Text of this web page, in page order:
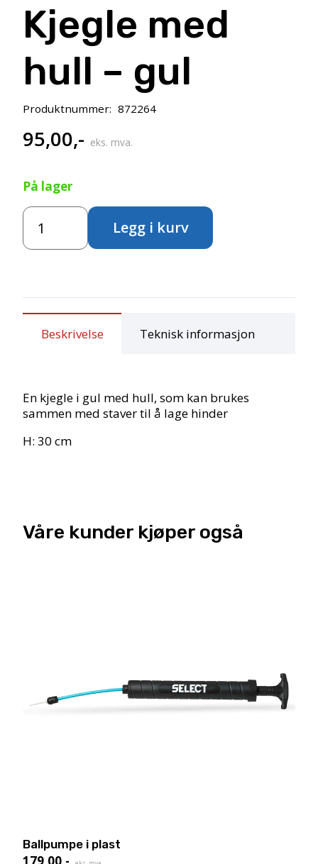
Kjegle med
hull – gul
Produktnummer: 872264
95,00,- eks. mva.
På lager
Kjegle
med
hull
Legg i kurv
Beskrivelse Teknisk informasjon
En kjegle i gul med hull, som kan brukes
sammen med staver til å lage hinder
H: 30 cm
Våre kunder kjøper også
Ballpumpe i plast
179,00,-